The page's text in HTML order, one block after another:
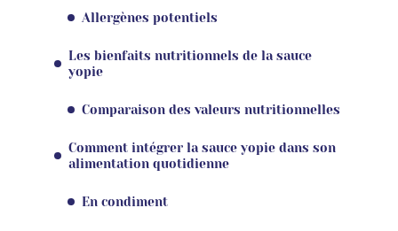
Allergènes potentiels
Les bienfaits nutritionnels de la sauce
yopie
Comparaison des valeurs nutritionnelles
Comment intégrer la sauce yopie dans son
alimentation quotidienne
En condiment